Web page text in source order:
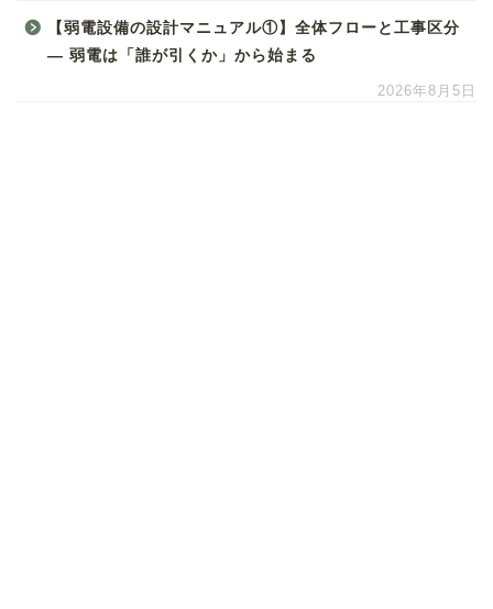
【弱電設備の設計マニュアル①】全体フローと工事区分
― 弱電は「誰が引くか」から始まる
2026年8月5日